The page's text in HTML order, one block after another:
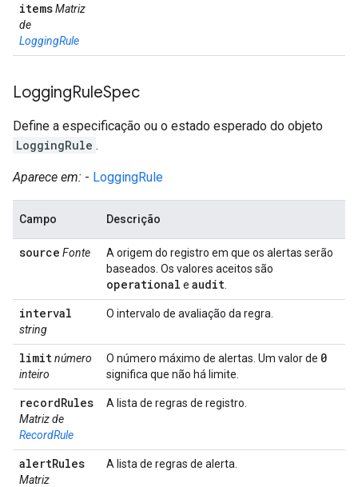
itemsMatriz
de
LoggingRule
LoggingRuleSpec
Define a especificação ou o estado esperado do objeto
LoggingRule .
Aparece em: - LoggingRule
Campo Descrição
source Fonte
A origem do registro em que os alertas serão
baseados. Os valores aceitos são
operational e audit
interval
string
O intervalo de avaliação da regra.
limitnúmero
inteiro
O número máximo de alertas. Um valor de 0
significa que não há limite.
recordRules
Matriz de
RecordRule
A lista de regras de registro.
alertRules
Matriz
A lista de regras de alerta.